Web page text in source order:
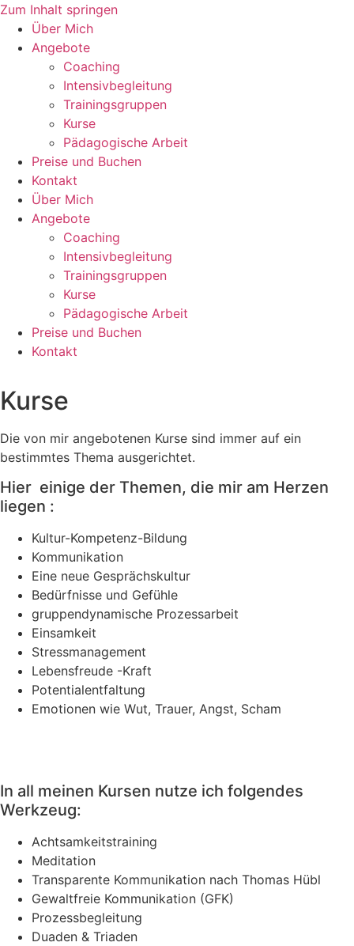
Zum Inhalt springen
Über Mich
Angebote
Coaching
Intensivbegleitung
Trainingsgruppen
Kurse
Pädagogische Arbeit
Preise und Buchen
Kontakt
Über Mich
Angebote
Coaching
Intensivbegleitung
Trainingsgruppen
Kurse
Pädagogische Arbeit
Preise und Buchen
Kontakt
Kurse
Die von mir angebotenen Kurse sind immer auf ein
bestimmtes Thema ausgerichtet.
Hier einige der Themen, die mir am Herzen
liegen :
Kultur-Kompetenz-Bildung
Kommunikation
Eine neue Gesprächskultur
Bedürfnisse und Gefühle
gruppendynamische Prozessarbeit
Einsamkeit
Stressmanagement
Lebensfreude -Kraft
Potentialentfaltung
Emotionen wie Wut, Trauer, Angst, Scham
In all meinen Kursen nutze ich folgendes
Werkzeug:
Achtsamkeitstraining
Meditation
Transparente Kommunikation nach Thomas Hübl
Gewaltfreie Kommunikation (GFK)
Prozessbegleitung
Duaden & Triaden